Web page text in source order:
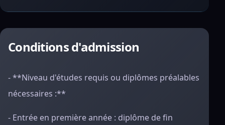
Conditions d'admission
- **Niveau d'études requis ou diplômes préalables
nécessaires :**
- Entrée en première année : diplôme de fin